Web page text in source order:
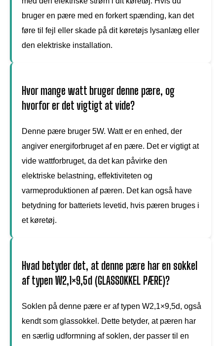
bruger en pære med en forkert spænding, kan det
føre til fejl eller skade på dit køretøjs lysanlæg eller
den elektriske installation.
Hvor mange watt bruger denne pære, og
hvorfor er det vigtigt at vide?
Denne pære bruger 5W. Watt er en enhed, der
angiver energiforbruget af en pære. Det er vigtigt at
vide wattforbruget, da det kan påvirke den
elektriske belastning, effektiviteten og
varmeproduktionen af pæren. Det kan også have
betydning for batteriets levetid, hvis pæren bruges i
et køretøj.
Hvad betyder det, at denne pære har en sokkel
af typen W2,1×9,5d (GLASSOKKEL PÆRE)?
Soklen på denne pære er af typen W2,1×9,5d, også
kendt som glassokkel. Dette betyder, at pæren har
en særlig udformning af soklen, der passer til en